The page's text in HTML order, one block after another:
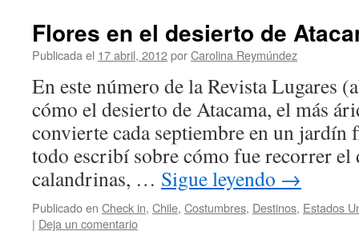
Flores en el desierto de
Publicada el 17 abril, 2012porCarolina Reymúndez
En este número de la Revista Lugares
cómo el desierto de Atacama, el más
convierte cada septiembre en un jardín
todo escribí sobre cómo fue recorrer el
calandrinas, … Sigue leyendo →
Publicado en Check in, Chile, Costumbres, Destinos, Estados
| Deja un comentario